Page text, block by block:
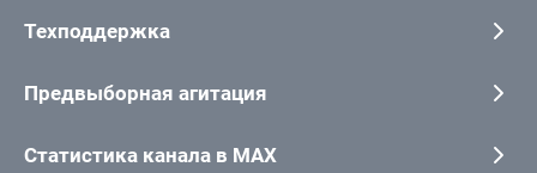
Техподдержка
Предвыборная агитация
Статистика канала в MAX